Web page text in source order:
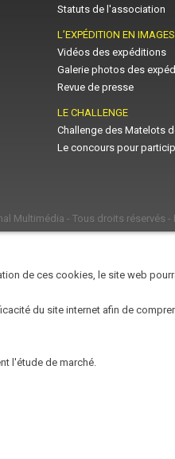
Statuts de l'association
L’EXPÉDITION EN IMAGES
Vidéos des expéditions
Galerie photos des
Revue de presse
LE CHALLENGE
Challenge des Matelots
Le concours pour
Multimédia - Tous droits réservés
de ces cookies, le site web
du site internet afin de
l'étude de marché.